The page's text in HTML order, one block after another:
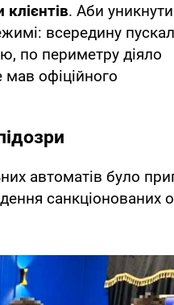
. Аби
всередину
по периметру діяло
офіційного
автоматів було
санкціонованих